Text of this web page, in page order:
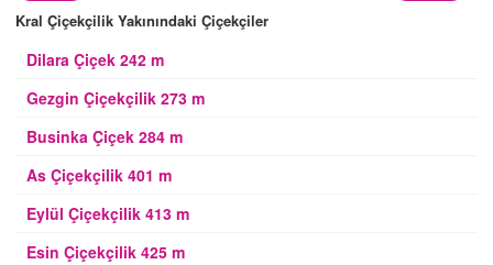
Kral Çiçekçilik Yakınındaki Çiçekçiler
Dilara Çiçek 242 m
Gezgin Çiçekçilik 273 m
Businka Çiçek 284 m
As Çiçekçilik 401 m
Eylül Çiçekçilik 413 m
Esin Çiçekçilik 425 m